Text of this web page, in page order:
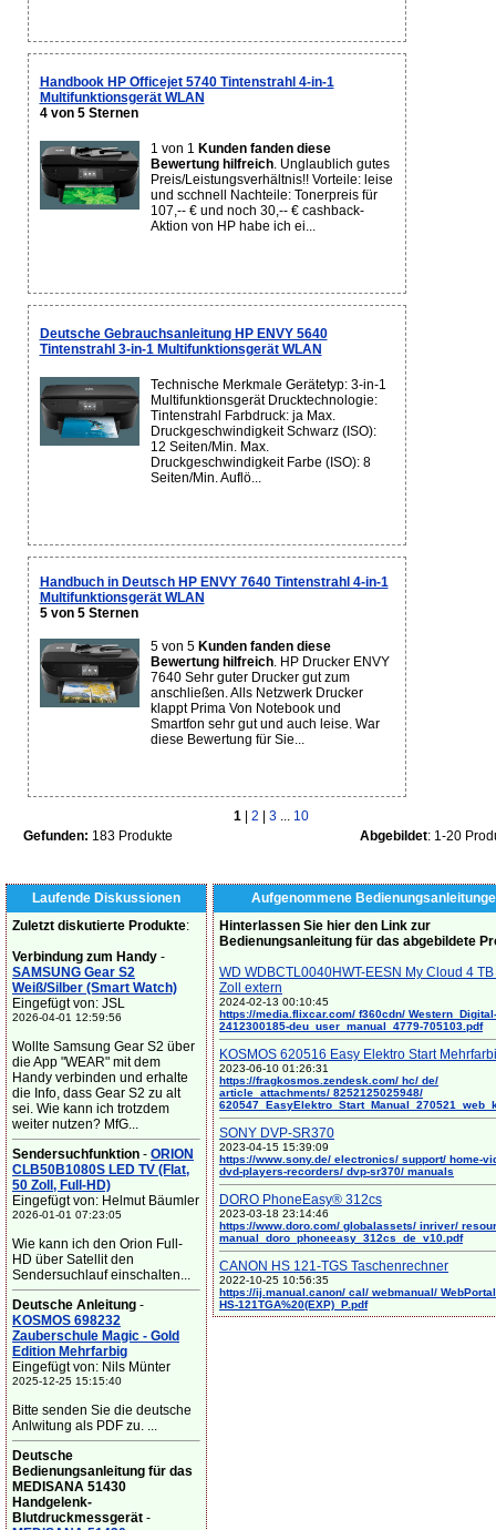
Handbook HP Officejet 5740 Tintenstrahl 4-in-1
Multifunktionsgerät WLAN
4 von 5 Sternen
1 von 1 Kunden fanden diese
Bewertung hilfreich. Unglaublich gutes
Preis/Leistungsverhältnis!! Vorteile: leise
und scchnell Nachteile: Tonerpreis für
107,-- € und noch 30,-- € cashback-
Aktion von HP habe ich ei...
Deutsche Gebrauchsanleitung HP ENVY 5640
Tintenstrahl 3-in-1 Multifunktionsgerät WLAN
Technische Merkmale Gerätetyp: 3-in-1
Multifunktionsgerät Drucktechnologie:
Tintenstrahl Farbdruck: ja Max.
Druckgeschwindigkeit Schwarz (ISO):
12 Seiten/Min. Max.
Druckgeschwindigkeit Farbe (ISO): 8
Seiten/Min. Auflö...
Handbuch in Deutsch HP ENVY 7640 Tintenstrahl 4-in-1
Multifunktionsgerät WLAN
5 von 5 Sternen
5 von 5 Kunden fanden diese
Bewertung hilfreich. HP Drucker ENVY
7640 Sehr guter Drucker gut zum
anschließen. Alls Netzwerk Drucker
klappt Prima Von Notebook und
Smartfon sehr gut und auch leise. War
diese Bewertung für Sie...
1 2 3... 10
Gefunden: 183 Produkte Abgebildet: 1-20
Laufende Diskussionen
Zuletzt diskutierte Produkte:
Verbindung zum Handy -
SAMSUNG Gear S2
Weiß/Silber (Smart Watch)
Eingefügt von: JSL
2026-04-01 12:59:56
Wollte Samsung Gear S2 über
die App "WEAR" mit dem
Handy verbinden und erhalte
die Info, dass Gear S2 zu alt
sei. Wie kann ich trotzdem
weiter nutzen? MfG...
Sendersuchfunktion - ORION
CLB50B1080S LED TV (Flat,
50 Zoll, Full-HD)
Eingefügt von: Helmut Bäumler
2026-01-01 07:23:05
Wie kann ich den Orion Full-
HD über Satellit den
Sendersuchlauf einschalten...
Deutsche Anleitung -
KOSMOS 698232
Zauberschule Magic - Gold
Edition Mehrfarbig
Eingefügt von: Nils Münter
2025-12-25 15:15:40
Bitte senden Sie die deutsche
Anlwitung als PDF zu. ...
Deutsche
Bedienungsanleitung für das
MEDISANA 51430
Handgelenk-
Blutdruckmessgerät -
Aufgenommene
Hinterlassen Sie hier den Link zur
Bedienungsanleitung für das abgebildete
WD WDBCTL0040HWT-EESN My Cloud 4
Zoll extern
2024-02-13 00:10:45
https://media.flixcar.com/ f360cdn/ Western_Digital-
2412300185-deu_user_manual_4779-705103.pdf
KOSMOS 620516 Easy Elektro Start
2023-06-10 01:26:31
https://fragkosmos.zendesk.com/ hc/ de/
article_attachments/ 8252125025948/
SONY DVP-SR370
2023-04-15 15:39:09
https://www.sony.de/ electronics/ support/ home-
dvd-players-recorders/ dvp-sr370/ manuals
DORO PhoneEasy® 312cs
2023-03-18 23:14:46
https://www.doro.com/ globalassets/ inriver/
manual_doro_phoneeasy_312cs_de_v10.pdf
CANON HS 121-TGS Taschenrechner
2022-10-25 10:56:35
https://ij.manual.canon/ cal/ webmanual/
HS-121TGA%20(EXP)_P.pdf